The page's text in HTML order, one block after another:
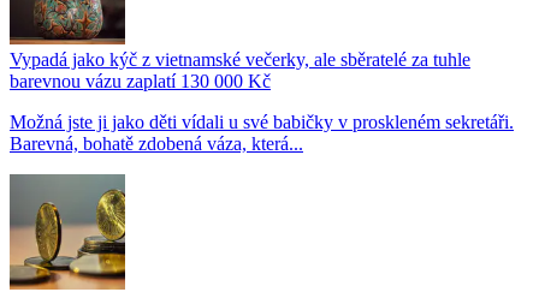
Vypadá jako kýč z vietnamské večerky, ale sběratelé za tuhle
barevnou vázu zaplatí 130 000 Kč
Možná jste ji jako děti vídali u své babičky v proskleném sekretáři.
Barevná, bohatě zdobená váza, která...